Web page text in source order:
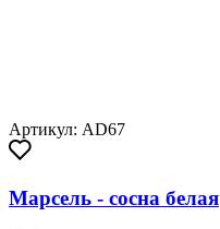
Артикул: AD67
Марсель - сосна белая